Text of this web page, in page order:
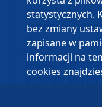
tworzy w
rodzinnej
Dw.
wtorek, 20.02.2024
promuje kolejny
statystycznych.
bez zmiany
zapisane w
informacji na
cookies